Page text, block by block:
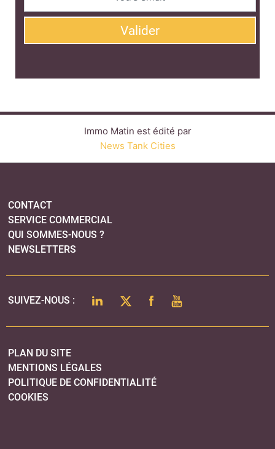
QUI SOMMES-NOUS ?
LINKEDINTWITTERFACEBOOK
YOUTUBE
PLAN DU SITE
MENTIONS LÉGALES
POLITIQUE DE CONFIDENTIALITÉ
COOKIES